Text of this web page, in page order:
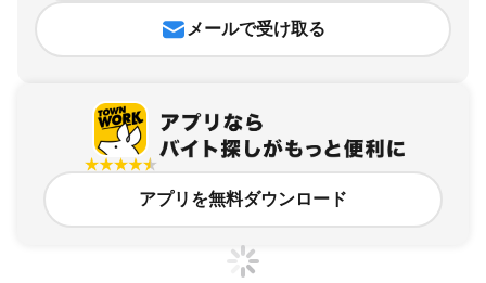
メールで受け取る
アプリを無料ダウンロード